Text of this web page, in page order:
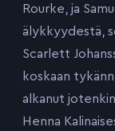
Rourke, ja
älykkyydestä,
Scarlett
koskaan
alkanut
Henna